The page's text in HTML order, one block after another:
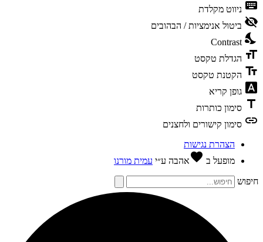
ניווט מקלדת
ביטול אנימציות / הבהובים
Contrast
הגדלת טקסט
הקטנת טקסט
גופן קריא
סימון כותרות
סימון קישורים ולחצנים
הצהרת נגישות
מופעל בfavoriteאהבהע״יעמית מורנו